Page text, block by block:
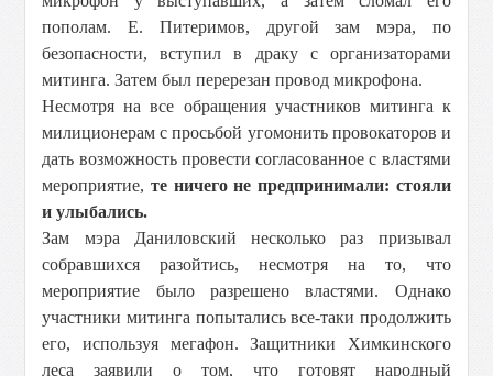
пополам. Е. Питеримов, другой зам мэра, по
безопасности, вступил в драку с организаторами
митинга. Затем был перерезан провод микрофона.
Несмотря на все обращения участников митинга к
милиционерам с просьбой угомонить провокаторов и
дать возможность провести согласованное с властями
мероприятие,те ничего не предпринимали: стояли
и улыбались.
Зам мэра Даниловский несколько раз призывал
собравшихся разойтись, несмотря на то, что
мероприятие было разрешено властями. Однако
участники митинга попытались все-таки продолжить
его, используя мегафон. Защитники Химкинского
леса заявили о том, что готовят народный